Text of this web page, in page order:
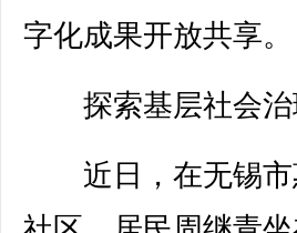
字化成果开放共享。
探索基层社会治
近日，在无锡市